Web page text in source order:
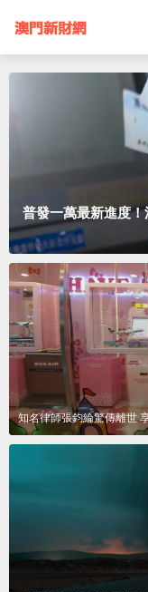
普發一萬最新進度
知名律師張鈞綸驚傳離世